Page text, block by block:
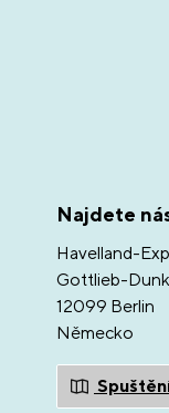
Najdete
Havelland-
Gottlieb-
12099 Berlin
Německo